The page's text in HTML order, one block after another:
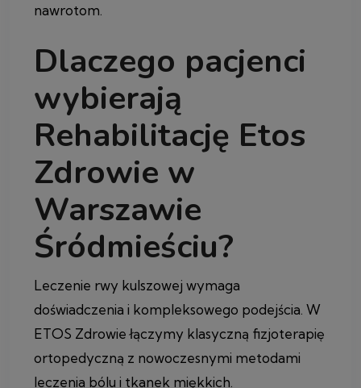
nawrotom.
Dlaczego pacjenci
wybierają
Rehabilitację Etos
Zdrowie w
Warszawie
Śródmieściu?
Leczenie rwy kulszowej wymaga
doświadczenia i kompleksowego podejścia. W
ETOS Zdrowie łączymy klasyczną fizjoterapię
ortopedyczną z nowoczesnymi metodami
leczenia bólu i tkanek miękkich.